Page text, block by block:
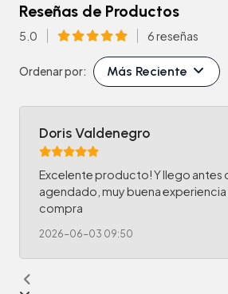
Reseñas de Productos
5.0 6 reseñas
Ordenar por: Más Reciente
Doris Valdenegro
Excelente producto! Y llego antes
agendado, muy buena
compra
2026-06-03 09:50